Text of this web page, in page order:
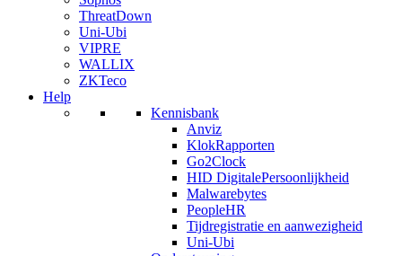
ThreatDown
Uni-Ubi
VIPRE
WALLIX
ZKTeco
Help
Kennisbank
Anviz
KlokRapporten
Go2Clock
HID DigitalePersoonlijkheid
Malwarebytes
PeopleHR
Tijdregistratie en aanwezigheid
Uni-Ubi